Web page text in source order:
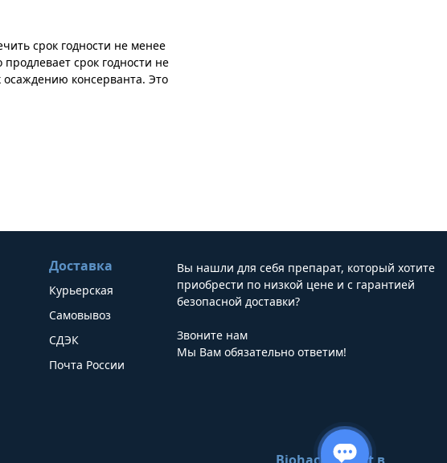
срок годности не менее
срок годности не
консерванта. Это
Доставка
Курьерская
Самовывоз
СДЭК
Почта России
Вы нашли для себя препарат, который хотите
приобрести по низкой цене и с гарантией
безопасной доставки?
Звоните нам
Мы Вам обязательно ответим!